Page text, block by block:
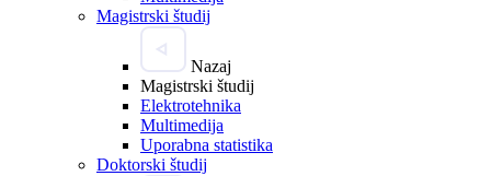
Magistrski študij
Nazaj
Magistrski študij
Elektrotehnika
Multimedija
Uporabna statistika
Doktorski študij